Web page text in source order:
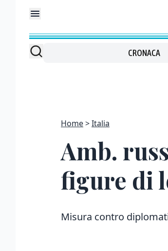
CRONACA
Home Italia
Amb.
figure di
Misura contro